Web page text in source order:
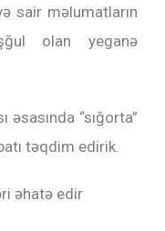
sair məlumatların
olan yeganə
“sığorta”
təqdim edirik.
əhatə edir